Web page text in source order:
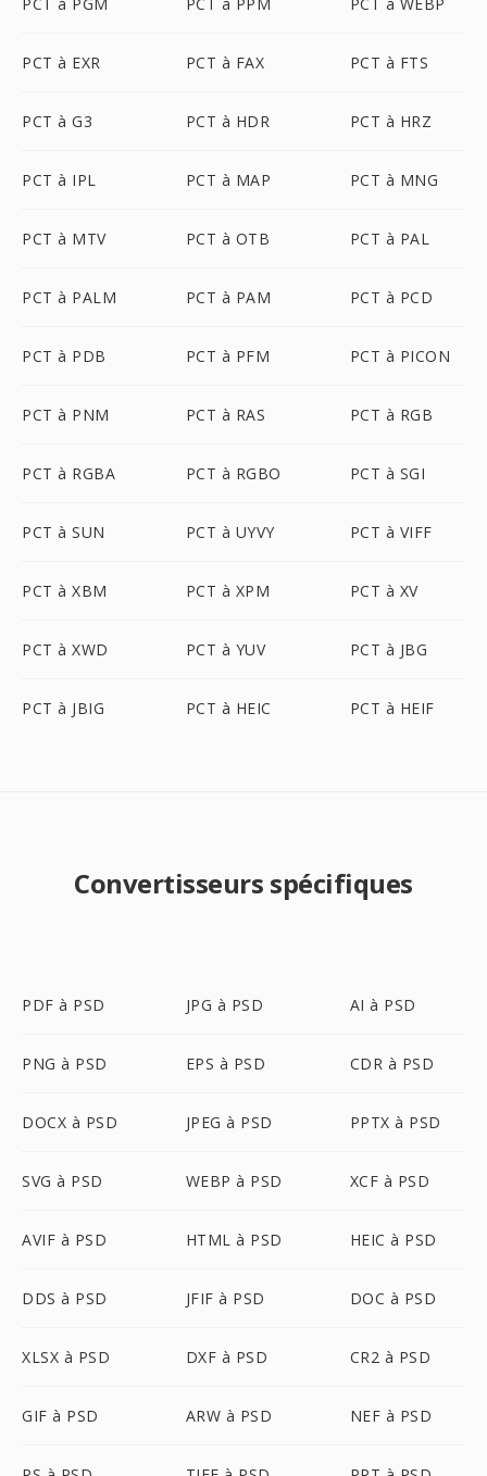
PCT à EXR PCT à FAX PCT à FTS
PCT à G3 PCT à HDR PCT à HRZ
PCT à IPL PCT à MAP PCT à MNG
PCT à MTV PCT à OTB PCT à PAL
PCT à PALM PCT à PAM PCT à PCD
PCT à PDB PCT à PFM PCT à PICON
PCT à PNM PCT à RAS PCT à RGB
PCT à RGBA PCT à RGBO PCT à SGI
PCT à SUN PCT à UYVY PCT à VIFF
PCT à XBM PCT à XPM PCT à XV
PCT à XWD PCT à YUV PCT à JBG
PCT à JBIG PCT à HEIC PCT à HEIF
Convertisseurs spécifiques
PDF à PSD JPG à PSD AI à PSD
PNG à PSD EPS à PSD CDR à PSD
DOCX à PSD JPEG à PSD PPTX à PSD
SVG à PSD WEBP à PSD XCF à PSD
AVIF à PSD HTML à PSD HEIC à PSD
DDS à PSD JFIF à PSD DOC à PSD
XLSX à PSD DXF à PSD CR2 à PSD
GIF à PSD ARW à PSD NEF à PSD